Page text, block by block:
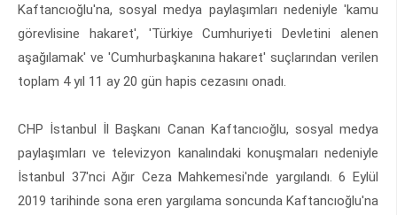
Kaftancıoğlu'na, sosyal medya paylaşımları nedeniyle 'kamu
görevlisine hakaret', 'Türkiye Cumhuriyeti Devletini alenen
aşağılamak' ve 'Cumhurbaşkanına hakaret' suçlarından verilen
toplam 4 yıl 11 ay 20 gün hapis cezasını onadı.
CHP İstanbul İl Başkanı Canan Kaftancıoğlu, sosyal medya
paylaşımları ve televizyon kanalındaki konuşmaları nedeniyle
İstanbul 37'nci Ağır Ceza Mahkemesi'nde yargılandı. 6 Eylül
2019 tarihinde sona eren yargılama soncunda Kaftancıoğlu'na